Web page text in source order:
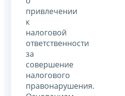
привлечении
к
налоговой
ответственности
за
совершение
налогового
правонарушения.